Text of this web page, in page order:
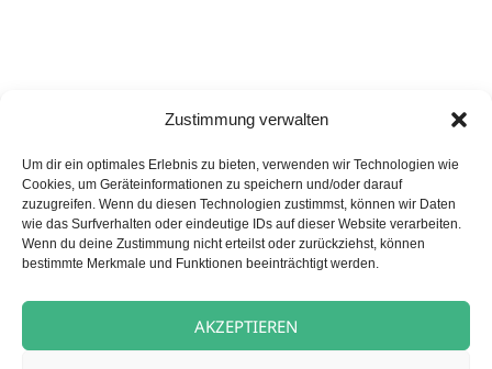
Zustimmung verwalten
Um dir ein optimales Erlebnis zu bieten, verwenden wir Technologien wie
Cookies, um Geräteinformationen zu speichern und/oder darauf
zuzugreifen. Wenn du diesen Technologien zustimmst, können wir Daten
wie das Surfverhalten oder eindeutige IDs auf dieser Website verarbeiten.
Wenn du deine Zustimmung nicht erteilst oder zurückziehst, können
bestimmte Merkmale und Funktionen beeinträchtigt werden.
AKZEPTIEREN